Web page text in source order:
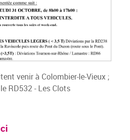
venir à Colombier-le-Vieux ;
RD532 - Les Clots